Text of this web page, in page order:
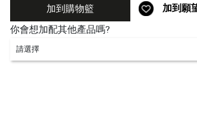
加到購物籃
加到願
你會想加配其他產品嗎?
請選擇